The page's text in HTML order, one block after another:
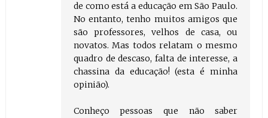
de como está a educação em São Paulo.
No entanto, tenho muitos amigos que
são professores, velhos de casa, ou
novatos. Mas todos relatam o mesmo
quadro de descaso, falta de interesse, a
chassina da educação! (esta é minha
opinião).
Conheço pessoas que não saber